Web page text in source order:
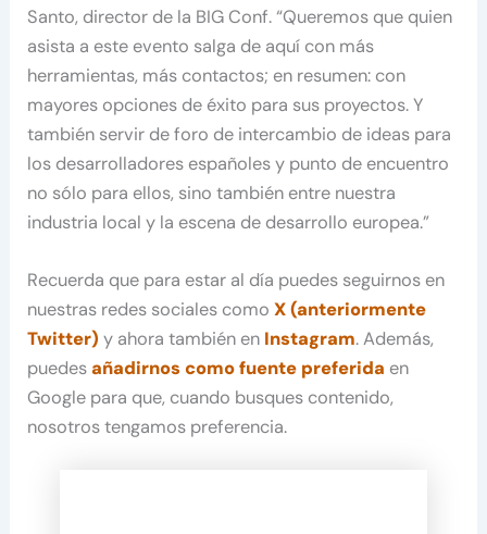
Santo, director de la BIG Conf. “Queremos que quien
asista a este evento salga de aquí con más
herramientas, más contactos; en resumen: con
mayores opciones de éxito para sus proyectos. Y
también servir de foro de intercambio de ideas para
los desarrolladores españoles y punto de encuentro
no sólo para ellos, sino también entre nuestra
industria local y la escena de desarrollo europea.”
Recuerda que para estar al día puedes seguirnos en
nuestras redes sociales comoX (anteriormente
Twitter) y ahora también en Instagram. Además,
puedesañadirnos como fuente preferida en
Google para que, cuando busques contenido,
nosotros tengamos preferencia.